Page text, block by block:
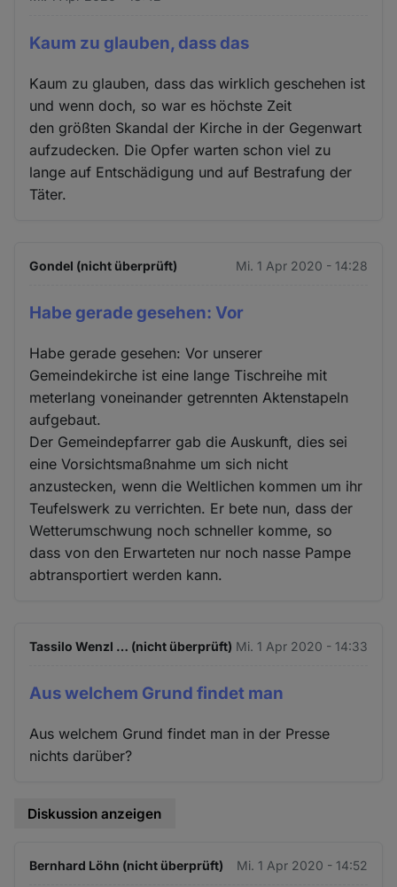
Kaum zu glauben, dass das
Kaum zu glauben, dass das wirklich geschehen ist
und wenn doch, so war es höchste Zeit
den größten Skandal der Kirche in der Gegenwart
aufzudecken. Die Opfer warten schon viel zu
lange auf Entschädigung und auf Bestrafung der
Täter.
Gondel (nicht überprüft) Mi. 1 Apr 2020 - 14:28
Habe gerade gesehen: Vor
Habe gerade gesehen: Vor unserer
Gemeindekirche ist eine lange Tischreihe mit
meterlang voneinander getrennten Aktenstapeln
aufgebaut.
Der Gemeindepfarrer gab die Auskunft, dies sei
eine Vorsichtsmaßnahme um sich nicht
anzustecken, wenn die Weltlichen kommen um ihr
Teufelswerk zu verrichten. Er bete nun, dass der
Wetterumschwung noch schneller komme, so
dass von den Erwarteten nur noch nasse Pampe
abtransportiert werden kann.
Tassilo Wenzl … (nicht überprüft) Mi. 1 Apr 2020 - 14:33
Aus welchem Grund findet man
Aus welchem Grund findet man in der Presse
nichts darüber?
Diskussion anzeigen
Bernhard Löhn (nicht überprüft) Mi. 1 Apr 2020 - 14:52